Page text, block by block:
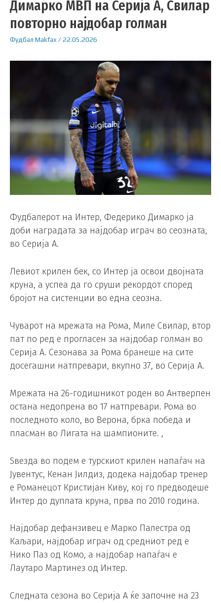
Димарко МВП на Серија А, Свилар
повторно најдобар голман
Фудбал Makfax /22.05.2026
Фудбалерот на Интер, Федерико Димарко ја
доби наградата за најдобар играч во сеозната,
во Серија А.
Левиот крилен бек, со Интер ја освои двојната
круна, а успеа да го сруши рекордот според
бројот на систенции во една сеозна.
Чуварот на мрежата на Рома, Миле Свилар, втор
пат по ред е прогласен за најдобар голман во
Серија А. Сезонава за Рома бранеше на сите
досегашни натпревари, вкупно 37, во Серија А.
Мрежата на 26-годишникот роден во Антверпен
остана недопрена во 17 натпревари. Рома во
последното коло, во Верона, брка победа и
пласман во Лигата на шампионите. ,
Ѕвезда во подем е турскиот крилен напаѓач на
Јувентус, Кенан Јилдиз, додека најдобар тренер
е Романецот Кристијан Киву, кој го предводеше
Интер до дуплата круна, прва по 2010 година.
Најдобар дефанзивец е Марко Палестра од
Каљари, најдобар играч од средниот ред е
Нико Паз од Комо, а најдобар напаѓач е
Лаутаро Мартинез од Интер.
Следната сезона во Серија А ќе започне на 23